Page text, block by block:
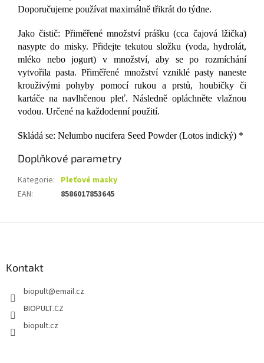
Doporučujeme používat maximálně třikrát do týdne.
Jako čistič: Přiměřené množství prášku (cca čajová lžička)
nasypte do misky. Přidejte tekutou složku (voda, hydrolát,
mléko nebo jogurt) v množství, aby se po rozmíchání
vytvořila pasta. Přiměřené množství vzniklé pasty naneste
krouživými pohyby pomocí rukou a prstů, houbičky či
kartáče na navlhčenou pleť. Následně opláchněte vlažnou
vodou. Určené na každodenní použití.
Skládá se: Nelumbo nucifera Seed Powder (Lotos indický) *
Doplňkové parametry
Kategorie: Pleťové masky
EAN: 8586017853645
Kontakt
biopult@email.cz
BIOPULT.CZ
biopult.cz